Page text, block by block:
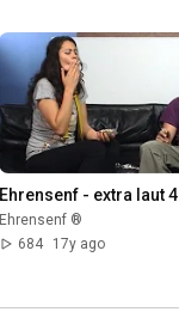
Ehrensenf - extra laut 4 |
Ehrensenf ®
684
17y ago